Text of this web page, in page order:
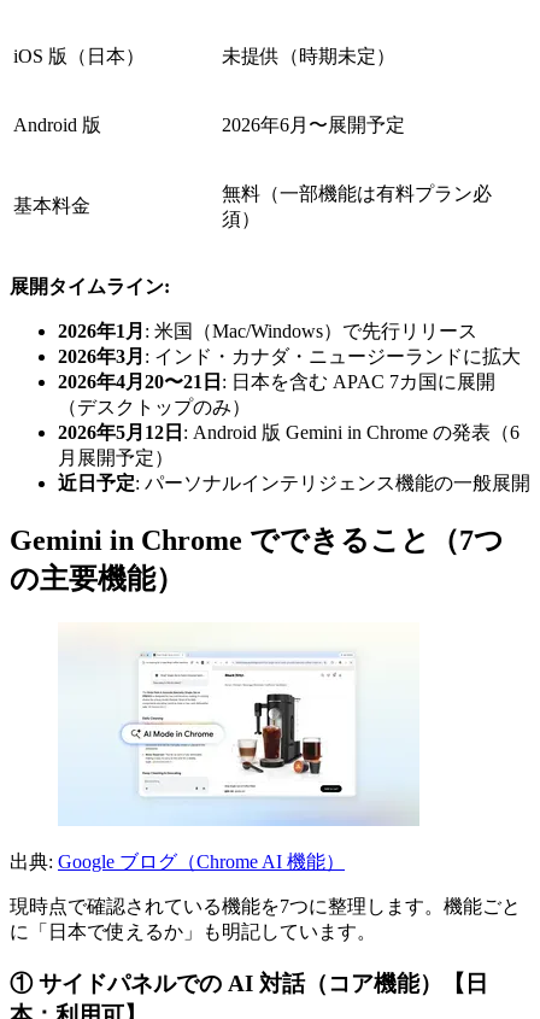
iOS 版（日本） 未提供（時期未定）
Android 版 2026年6月〜展開予定
基本料金
無料（一部機能は有料プラン必
須）
展開タイムライン:
2026年1月 : 米国（Mac/Windows）で先行リリース
2026年3月 : インド・カナダ・ニュージーランドに拡大
2026年4月20〜21日 : 日本を含む APAC 7カ国に展開
（デスクトップのみ）
2026年5月12日 : Android 版 Gemini in Chrome の発表（6
月展開予定）
近日予定: パーソナルインテリジェンス機能の一般展開
Gemini in Chrome でできること（7つ
の主要機能）
出典: Google ブログ（Chrome AI 機能）
現時点で確認されている機能を7つに整理します。機能ごと
に「日本で使えるか」も明記しています。
① サイドパネルでの AI 対話（コア機能）【日